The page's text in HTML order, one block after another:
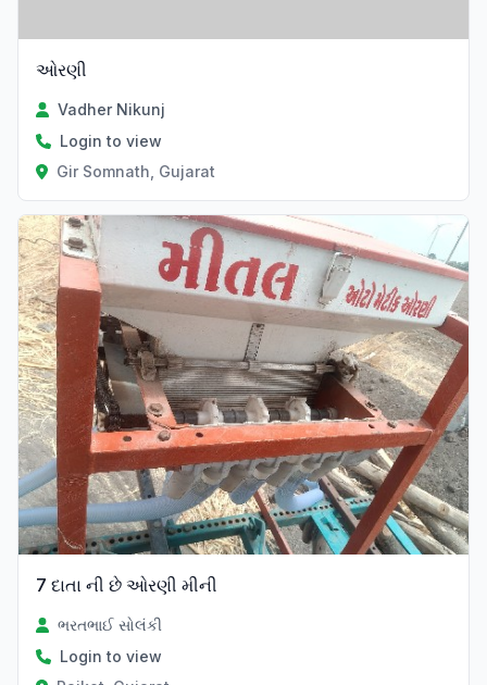
ઓરણી
Vadher Nikunj
Login to view
Gir Somnath, Gujarat
7 દાતા ની છે ઓરણી મીની
ભરતભાઈ સોલંકી
Login to view